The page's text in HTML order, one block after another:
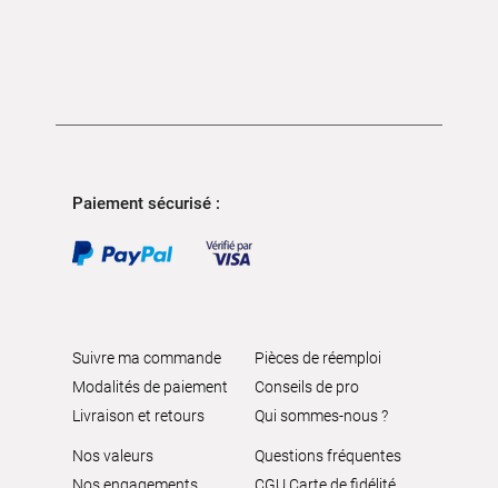
Paiement sécurisé :
Suivre ma commande
Modalités de paiement
Livraison et retours
Pièces de réemploi
Conseils de pro
Qui sommes-nous ?
Nos valeurs
Questions fréquentes